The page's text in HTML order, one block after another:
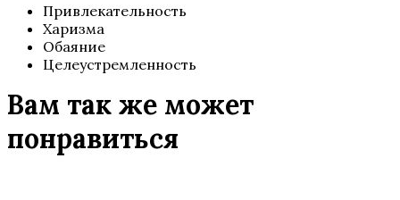
Привлекательность
Харизма
Обаяние
Целеустремленность
Вам так же может
понравиться